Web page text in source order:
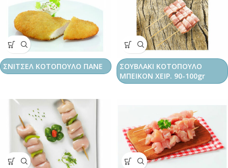
ΣΝΙΤΣΕΛ ΚΟΤΟΠΟΥΛΟ ΠΑΝΕ
ΣΟΥΒΛΑΚΙ ΚΟΤΟΠΟΥΛΟ
ΜΠΕΙΚΟΝ ΧΕΙΡ. 90-100gr